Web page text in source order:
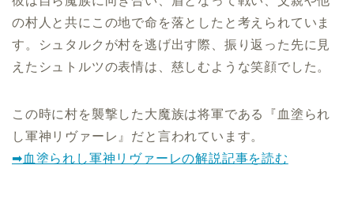
の村人と共にこの地で命を落としたと考えられていま
す。シュタルクが村を逃げ出す際、振り返った先に見
えたシュトルツの表情は、慈しむような笑顔でした。
この時に村を襲撃した大魔族は将軍である『血塗られ
し軍神リヴァーレ』だと言われています。
➡血塗られし軍神リヴァーレの解説記事を読む